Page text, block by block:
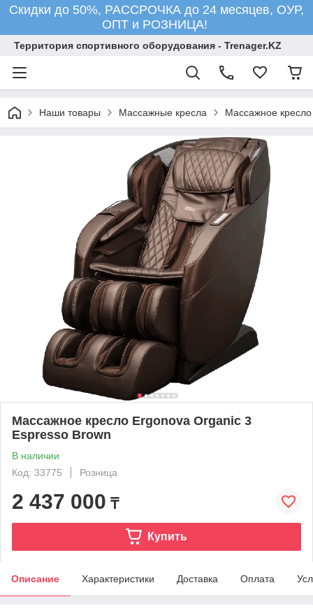
Скидки до 50%, РАССРОЧКА до 24 месяцев, ОУР,
ОПТ и РОЗНИЦА!
Территория спортивного оборудования - Trenager.KZ
Наши товары Массажные кресла Массажное
Массажное кресло Ergonova Organic 3
Espresso Brown
В наличии
Код: 33775
Розница
2 437 000 ₸
Купить
Описание Характеристики Доставка Оплата